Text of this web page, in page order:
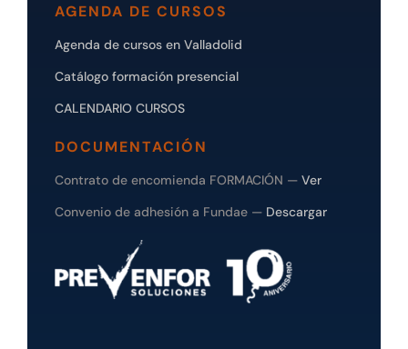
AGENDA DE CURSOS
Agenda de cursos en Valladolid
Catálogo formación presencial
CALENDARIO CURSOS
DOCUMENTACIÓN
Contrato de encomienda FORMACIÓN — Ver
Convenio de adhesión a Fundae — Descargar